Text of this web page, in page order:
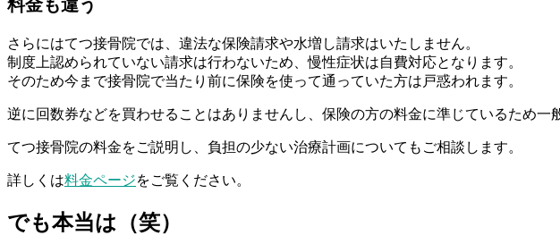
料金も違う
さらにはてつ接骨院では、違法な保険請求や水増し請求はいたしません。
制度上認められていない請求は行わないため、慢性症状は自費対応となります。
そのため今まで接骨院で当たり前に保険を使って通っていた方は戸惑われます。
逆に回数券などを買わせることはありませんし、保険の方の料金に準じているため一
てつ接骨院の料金をご説明し、負担の少ない治療計画についてもご相談します。
詳しくは料金ページをご覧ください。
でも本当は（笑）